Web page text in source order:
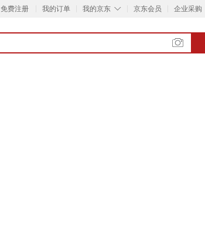
免费注册 我的订单 ◇
我的京东 京东会员 企业采购